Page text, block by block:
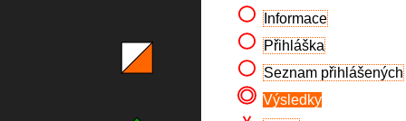
Informace
Přihláška
Seznam přihlášených
Výsledky